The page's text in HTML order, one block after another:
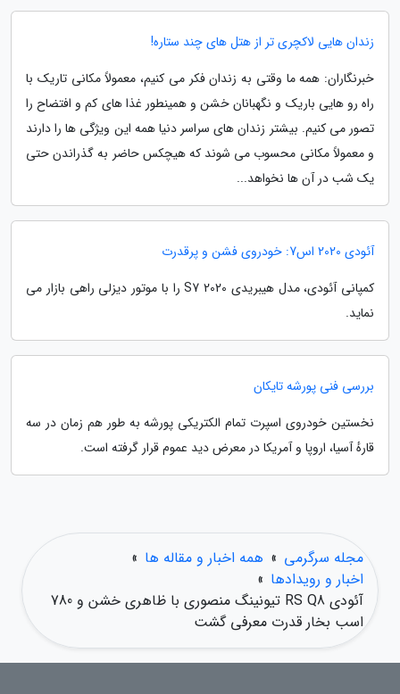
زندان هایی لاکچری تر از هتل های چند ستاره!
خبرنگاران: همه ما وقتی به زندان فکر می کنیم، معمولاً مکانی تاریک با
راه رو هایی باریک و نگهبانان خشن و همینطور غذا های کم و افتضاح را
تصور می کنیم. بیشتر زندان های سراسر دنیا همه این ویژگی ها را دارند
و معمولاً مکانی محسوب می شوند که هیچکس حاضر به گذراندن حتی
یک شب در آن ها نخواهد...
آئودی 2020 اس7: خودروی فشن و پرقدرت
کمپانی آئودی، مدل هیبریدی S7 2020 را با موتور دیزلی راهی بازار می
نماید.
بررسی فنی پورشه تایکان
نخستین خودروی اسپرت تمام الکتریکی پورشه به طور هم زمان در سه
قارهٔ آسیا، اروپا و آمریکا در معرض دید عموم قرار گرفته است.
مجله سرگرمی » همه اخبار و مقاله ها »
اخبار و رویدادها »
آئودی RS Q8 تیونینگ منصوری با ظاهری خشن و 780
اسب بخار قدرت معرفی گشت